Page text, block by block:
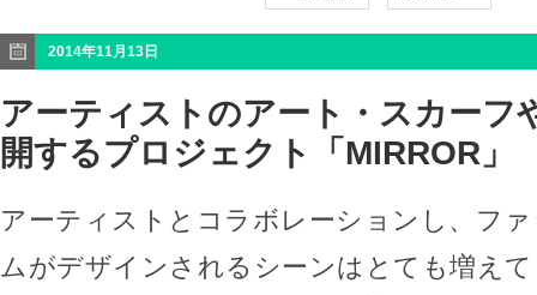
2014年11月13日
アーティストのアート・スカーフ
開するプロジェクト「MIRROR」
アーティストとコラボレーションし、フ
ムがデザインされるシーンはとても増え